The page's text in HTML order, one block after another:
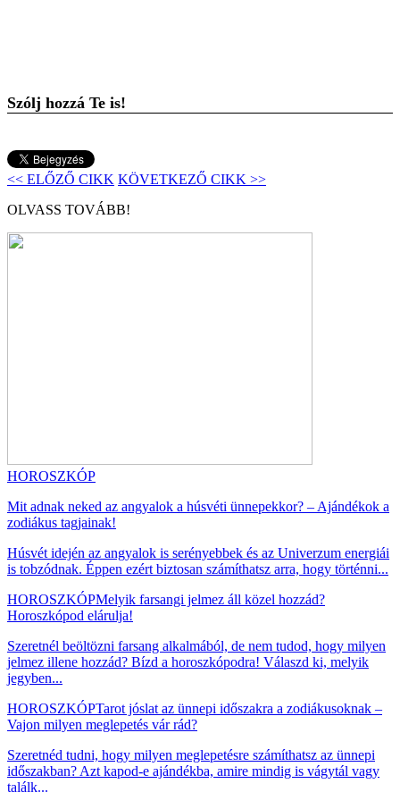
Szólj hozzá Te is!
<< ELŐZŐ CIKK KÖVETKEZŐ CIKK >>
OLVASS TOVÁBB!
HOROSZKÓP
Mit adnak neked az angyalok a húsvéti ünnepekkor? – Ajándékok a
zodiákus tagjainak!
Húsvét idején az angyalok is serényebbek és az Univerzum energiái
is tobzódnak. Éppen ezért biztosan számíthatsz arra, hogy történni...
HOROSZKÓPMelyik farsangi jelmez áll közel hozzád?
Horoszkópod elárulja!
Szeretnél beöltözni farsang alkalmából, de nem tudod, hogy milyen
jelmez illene hozzád? Bízd a horoszkópodra! Válaszd ki, melyik
jegyben...
HOROSZKÓPTarot jóslat az ünnepi időszakra a zodiákusoknak –
Vajon milyen meglepetés vár rád?
Szeretnéd tudni, hogy milyen meglepetésre számíthatsz az ünnepi
időszakban? Azt kapod-e ajándékba, amire mindig is vágytál vagy
találk...